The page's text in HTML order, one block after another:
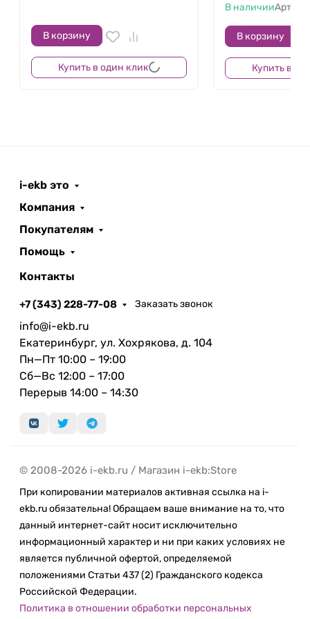
В корзину
Купить в один клик
В наличии
В корзину
Купить в
i-ekb это
Компания
Покупателям
Помощь
Контакты
+7 (343) 228-77-08 Заказать звонок
info@i-ekb.ru
Екатеринбург, ул. Хохрякова, д. 104
Пн—Пт 10:00 – 19:00
Сб—Вс 12:00 – 17:00
Перерыв 14:00 – 14:30
© 2008-2026 i-ekb.ru / Магазин i-ekb:Store
При копировании материалов активная ссылка на i-
ekb.ru обязательна! Обращаем ваше внимание на то, что
данный интернет-сайт носит исключительно
информационный характер и ни при каких условиях не
является публичной офертой, определяемой
положениями Статьи 437 (2) Гражданского кодекса
Российской Федерации.
Политика в отношении обработки персональных